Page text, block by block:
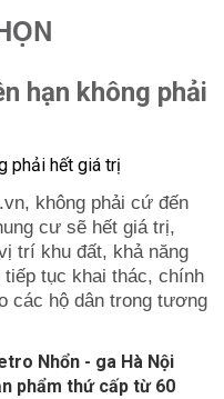
hạn không phải
không phải cứ đến
cư sẽ hết giá trị,
trí khu đất, khả năng
tục khai thác, chính
các hộ dân trong tương
Nhổn - ga Hà Nội
phẩm thứ cấp từ 60